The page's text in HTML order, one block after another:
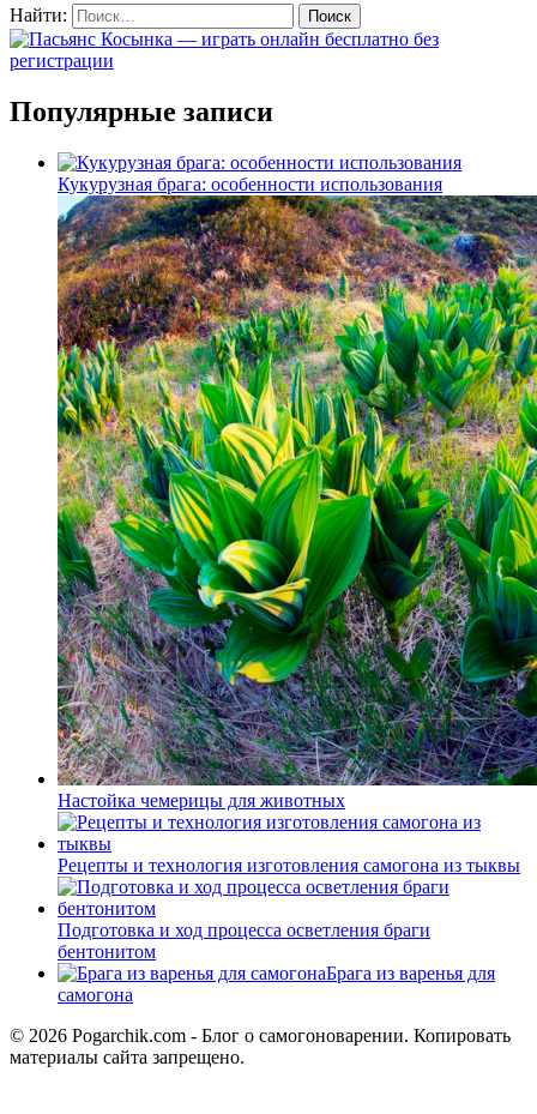
Найти:
Популярные записи
Кукурузная брага: особенности использования
Настойка чемерицы для животных
Рецепты и технология изготовления самогона из тыквы
Подготовка и ход процесса осветления браги
бентонитом
Брага из варенья для
самогона
© 2026 Pogarchik.com - Блог о самогоноварении. Копировать
материалы сайта запрещено.